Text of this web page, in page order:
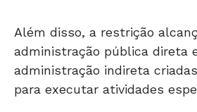
Além disso, a restrição
administração pública direta
administração indireta
para executar atividades